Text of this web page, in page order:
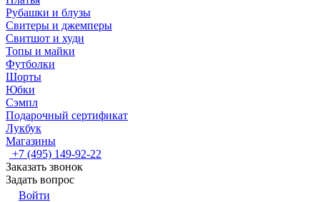
Рубашки и блузы
Свитеры и джемперы
Свитшот и худи
Топы и майки
Футболки
Шорты
Юбки
Сэмпл
Подарочный сертификат
Лукбук
Магазины
+7 (495) 149-92-22
Заказать звонок
Задать вопрос
Войти